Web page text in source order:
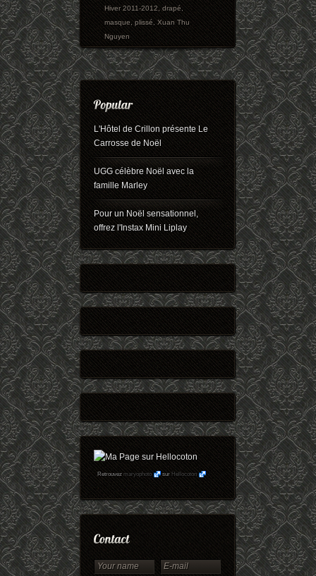
Hiver 2011-2012,drapé,
masque,plissé,Xuan Thu
Nguyen
L'Hôtel de Crillon présente Le
Carrosse de Noël
UGG célèbre Noël avec la
famille Marley
Pour un Noël sensationnel,
offrez l'Instax Mini Liplay
Retrouvezmaryophoto surHellocoton